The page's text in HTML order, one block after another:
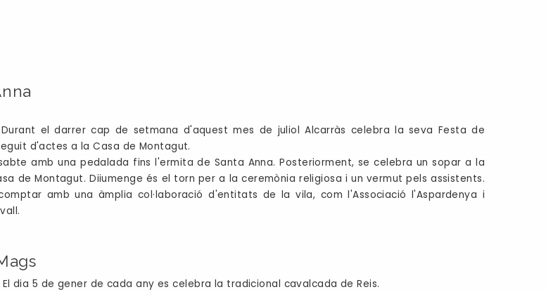
Durant el darrer cap de setmana d'aquest mes de juliol Alcarràs celebra la seva Festa de
d'actes a la Casa de Montagut.
amb una pedalada fins l'ermita de Santa Anna. Posteriorment, se celebra un sopar a la
de Montagut. Diiumenge és el torn per a la ceremònia religiosa i un vermut pels assistents.
amb una àmplia col·laboració d'entitats de la vila, com l'Associació l'Aspardenya i
El dia 5 de gener de cada any es celebra la tradicional cavalcada de Reis.